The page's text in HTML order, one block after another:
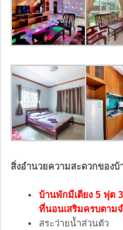
สิ่งอำนวยความสะดวกของ
บ้านพักมีเตียง 5 ฟุต
ที่นอนเสริมครบตาม
สระว่ายน้ำส่วนตัว